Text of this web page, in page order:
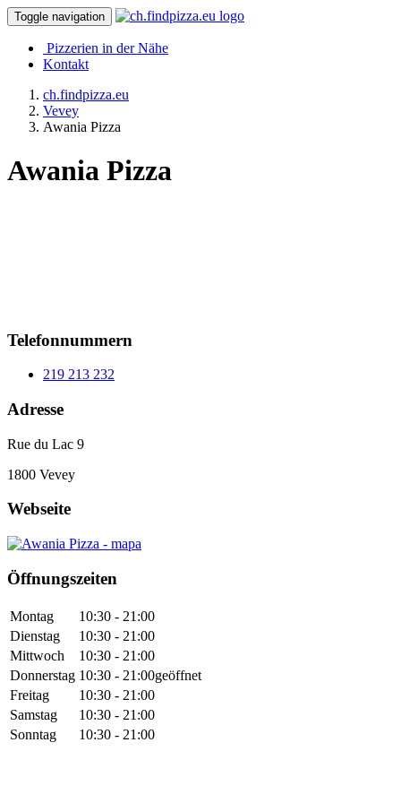
Toggle navigation
Pizzerien in der Nähe
Kontakt
ch.findpizza.eu
Vevey
Awania Pizza
Awania Pizza
Telefonnummern
219 213 232
Adresse
Rue du Lac 9
1800 Vevey
Webseite
Öffnungszeiten
Montag
10:30 - 21:00
Dienstag
10:30 - 21:00
Mittwoch
10:30 - 21:00
Donnerstag 10:30 - 21:00geöffnet
Freitag
10:30 - 21:00
Samstag
10:30 - 21:00
Sonntag
10:30 - 21:00